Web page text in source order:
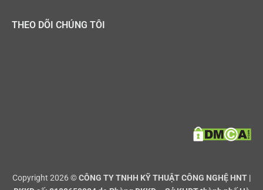
THEO DÕI CHÚNG TÔI
Copyright 2026 ©CÔNG TY TNHH KỸ THUẬT CÔNG NGHỆ HNT |